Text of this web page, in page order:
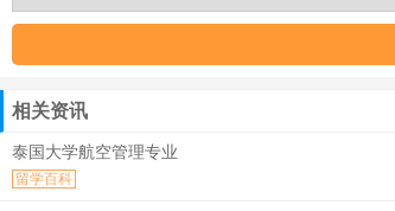
相关资讯
泰国大学航空管理专业
留学百科